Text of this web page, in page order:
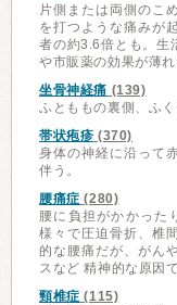
片側または両側のこ
を打つような痛みが
者の約3.6倍とも。生
や市販薬の効果が薄
坐骨神経痛 (139)
ふとももの裏側、ふ
帯状疱疹 (370)
身体の神経に沿って
伴う。
腰痛症 (280)
腰に負担がかかった
様々で圧迫骨折、椎
的な腰痛だが、がん
スなど 精神的な原因
頸椎症 (115)